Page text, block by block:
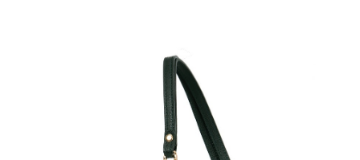
５．嚴禁一人註冊多個帳號或使用他人資訊註冊。若發現惡意使用之情形，
恩沛科技股份有限公司將有權停止該用戶之使用額度並採取法律行動。